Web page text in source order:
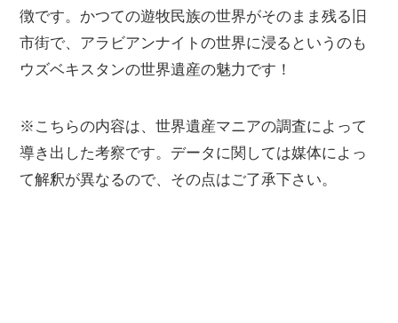
徴です。かつての遊牧民族の世界がそのまま残る旧
市街で、アラビアンナイトの世界に浸るというのも
ウズベキスタンの世界遺産の魅力です！
※こちらの内容は、世界遺産マニアの調査によって
導き出した考察です。データに関しては媒体によっ
て解釈が異なるので、その点はご了承下さい。